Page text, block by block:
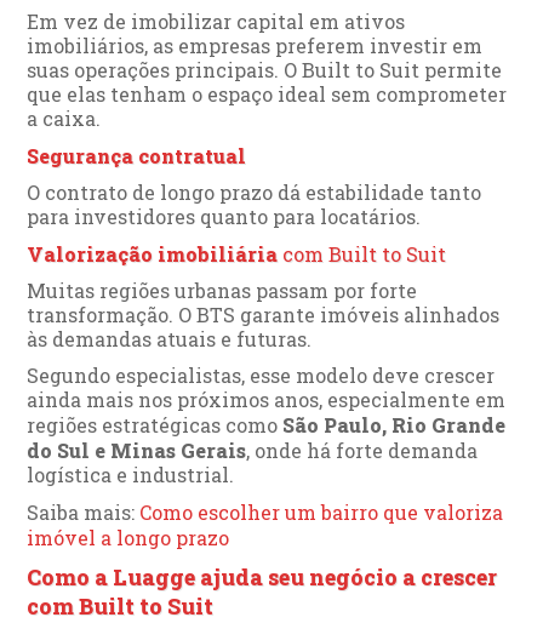
Em vez de imobilizar capital em ativos
imobiliários, as empresas preferem investir em
suas operações principais. O Built to Suit permite
que elas tenham o espaço ideal sem comprometer
a caixa.
Segurança contratual
O contrato de longo prazo dá estabilidade tanto
para investidores quanto para locatários.
Valorização imobiliária com Built to Suit
Muitas regiões urbanas passam por forte
transformação. O BTS garante imóveis alinhados
às demandas atuais e futuras.
Segundo especialistas, esse modelo deve crescer
ainda mais nos próximos anos, especialmente em
regiões estratégicas como São Paulo, Rio Grande
do Sul e Minas Gerais, onde há forte demanda
logística e industrial.
Saiba mais: Como escolher um bairro que valoriza
imóvel a longo prazo
Como a Luagge ajuda seu negócio a crescer
com Built to Suit